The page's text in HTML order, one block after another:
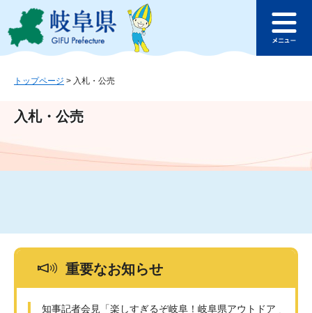
ジ
ュ
文
このページの本文へ
ュ
トップページ > 入札・公売
入札・公売
重要なお知らせ
知事記者会見「楽しすぎるぞ岐阜！岐阜県アウトドア